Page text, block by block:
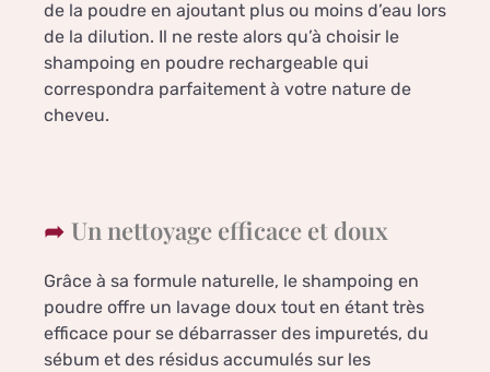
de la poudre en ajoutant plus ou moins d’eau lors
de la dilution. Il ne reste alors qu’à choisir le
shampoing en poudre rechargeable qui
correspondra parfaitement à votre nature de
cheveu.
Un nettoyage efficace et doux
Grâce à sa formule naturelle, le shampoing en
poudre offre un lavage doux tout en étant très
efficace pour se débarrasser des impuretés, du
sébum et des résidus accumulés sur les